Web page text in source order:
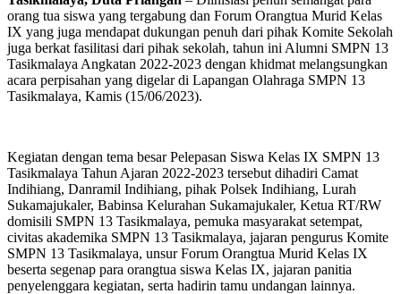
orang tua siswa yang tergabung dan Forum Orangtua Murid Kelas
IX yang juga mendapat dukungan penuh dari pihak Komite Sekolah
juga berkat fasilitasi dari pihak sekolah, tahun ini Alumni SMPN 13
Tasikmalaya Angkatan 2022-2023 dengan khidmat melangsungkan
acara perpisahan yang digelar di Lapangan Olahraga SMPN 13
Tasikmalaya, Kamis (15/06/2023).
Kegiatan dengan tema besar Pelepasan Siswa Kelas IX SMPN 13
Tasikmalaya Tahun Ajaran 2022-2023 tersebut dihadiri Camat
Indihiang, Danramil Indihiang, pihak Polsek Indihiang, Lurah
Sukamajukaler, Babinsa Kelurahan Sukamajukaler, Ketua RT/RW
domisili SMPN 13 Tasikmalaya, pemuka masyarakat setempat,
civitas akademika SMPN 13 Tasikmalaya, jajaran pengurus Komite
SMPN 13 Tasikmalaya, unsur Forum Orangtua Murid Kelas IX
beserta segenap para orangtua siswa Kelas IX, jajaran panitia
penyelenggara kegiatan, serta hadirin tamu undangan lainnya.